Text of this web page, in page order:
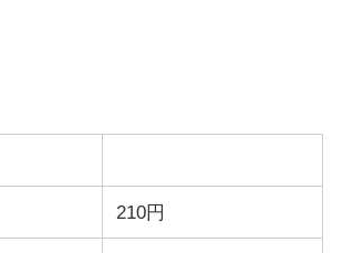
210円